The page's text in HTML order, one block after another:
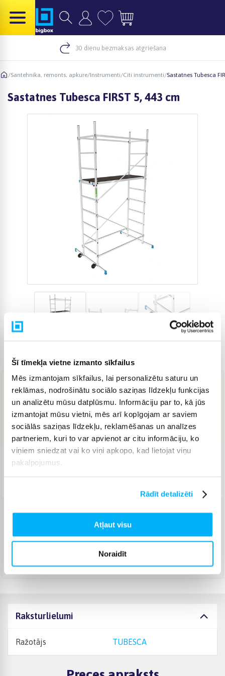
Šī tīmekļa vietne izmanto sīkfailus
Mēs izmantojam sīkfailus, lai personalizētu saturu un
reklāmas, nodrošinātu sociālo saziņas līdzekļu funkcijas
un analizētu mūsu datplūsmu. Informāciju par to, kā jūs
izmantojat mūsu vietni, mēs arī kopīgojam ar saviem
sociālās saziņas līdzekļu, reklamēšanas un analīzes
partneriem, kuri to var apvienot ar citu informāciju, ko
viņiem sniedzat vai ko viņi apkopo, kad lietojat viņu
pakalpojumus.
Rādīt detalizēti
Atļaut visu
Noraidīt
30 dienu bezmaksas atgriešana
/Santehnika, remonts, apkure/Instrumenti/Citi instrumenti/Sastatnes Tubesca
Sastatnes Tubesca FIRST 5, 443 cm
359,00 €
IELIKT GROZĀ
Piegāde: 3-6 d.d.
4,99 €
Apmaksā pilnu summu skaidrā naudā piegādes brīdī.
Augusts 12d. - Augusts 17d.
Augusts 12d. - Augusts 17d.
Raksturlielumi
Ražotājs TUBESCA